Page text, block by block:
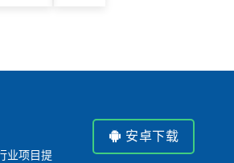
业项目提
安卓下载